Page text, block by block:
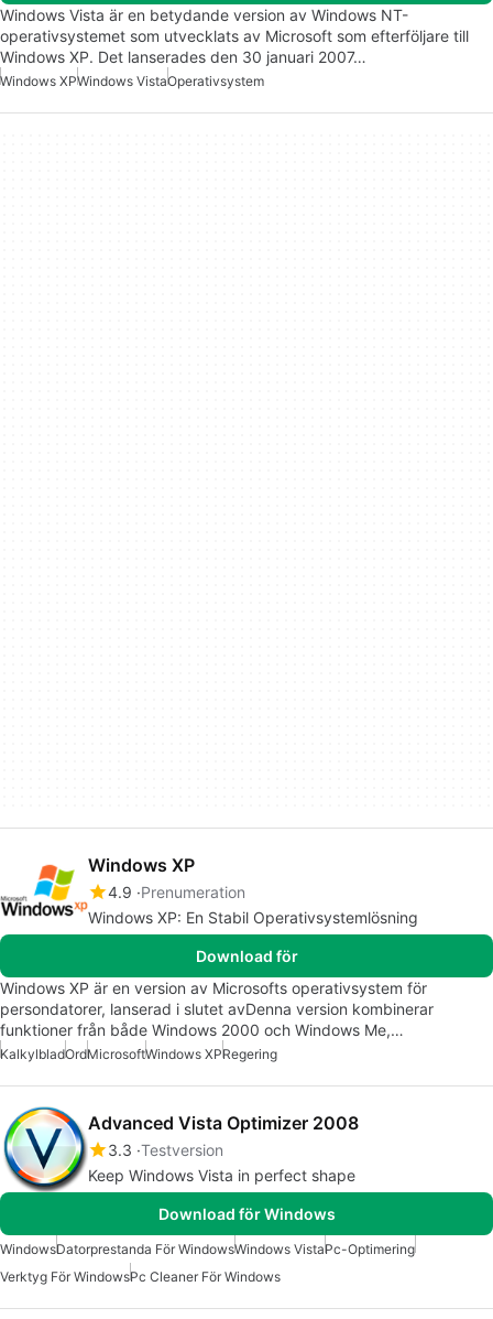
Windows Vista är en betydande version av Windows NT-
operativsystemet som utvecklats av Microsoft som efterföljare till
Windows XP. Det lanserades den 30 januari 2007…
Windows XPWindows VistaOperativsystem
Windows XP
4.9 Prenumeration
Windows XP: En Stabil Operativsystemlösning
Download för
Windows XP är en version av Microsofts operativsystem för
persondatorer, lanserad i slutet avDenna version kombinerar
funktioner från både Windows 2000 och Windows Me,…
KalkylbladOrdMicrosoftWindows XPRegering
Advanced Vista Optimizer 2008
3.3 Testversion
Keep Windows Vista in perfect shape
Download för Windows
WindowsDatorprestanda För WindowsWindows VistaPc-Optimering
Verktyg För WindowsPc Cleaner För Windows